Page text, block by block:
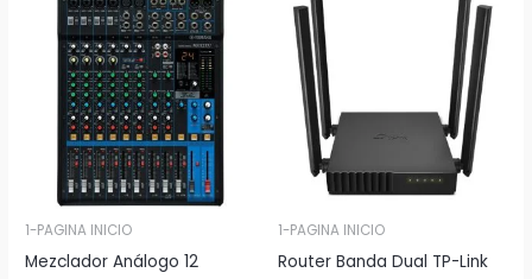
1-PAGINA INICIO
Mezclador Análogo 12
1-PAGINA INICIO
Router Banda Dual TP-Link